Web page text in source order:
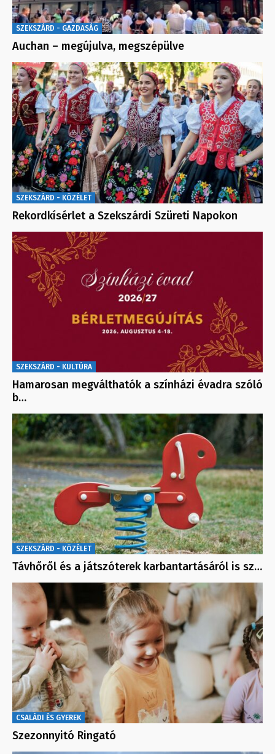
SZEKSZÁRD - GAZDASÁG
Auchan – megújulva, megszépülve
SZEKSZÁRD - KÖZÉLET
Rekordkísérlet a Szekszárdi Szüreti Napokon
SZEKSZÁRD - KULTÚRA
Hamarosan megválthatók a színházi évadra szóló
b…
SZEKSZÁRD - KÖZÉLET
Távhőről és a játszóterek karbantartásáról is sz…
CSALÁDI ÉS GYEREK
Szezonnyitó Ringató